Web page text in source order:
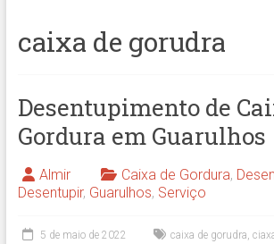
caixa de gorudra
Desentupimento de
Gordura em Guarulhos
Almir Caixa de Gordura,
Desentupir, Guarulhos, Serviço
5 de maio de 2022 caixa de gorudra,